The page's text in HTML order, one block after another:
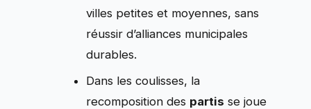
villes petites et moyennes, sans
réussir d’alliances municipales
durables.
Dans les coulisses, la
recomposition des partis se joue